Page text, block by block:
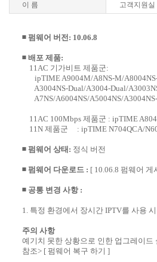
이 름 고객지원실
◾ 펌웨어 버전: 10.06.8
◾ 배포 제품:
11AC 기가비트 제품군:
ipTIME A9004M/A8NS-M/
A3004NS-Dual/A3004-Dual/
A7NS/A6004NS/A5004NS/
11AC 100Mbps 제품군 : ipTIME
11N 제품군 : ipTIME N704QCA/
◾ 펌웨어 상태: 정식 버전
◾ 펌웨어 다운로드 : [ 10.06.8 펌웨어 게
◾ 공통 변경 사항 :
1. 특정 환경에서 장시간 IPTV를 사용
주의 사항
예기치 못한 상황으로 인한 업그레이
참조> [ 펌웨어 복구 하기 ]